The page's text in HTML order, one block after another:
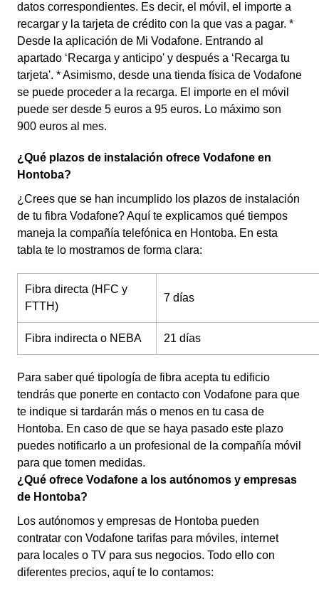
datos correspondientes. Es decir, el móvil, el importe a
recargar y la tarjeta de crédito con la que vas a pagar. *
Desde la aplicación de Mi Vodafone. Entrando al
apartado ‘Recarga y anticipo' y después a ‘Recarga tu
tarjeta'. * Asimismo, desde una tienda física de Vodafone
se puede proceder a la recarga. El importe en el móvil
puede ser desde 5 euros a 95 euros. Lo máximo son
900 euros al mes.
¿Qué plazos de instalación ofrece Vodafone en
Hontoba?
¿Crees que se han incumplido los plazos de instalación
de tu fibra Vodafone? Aquí te explicamos qué tiempos
maneja la compañía telefónica en Hontoba. En esta
tabla te lo mostramos de forma clara:
Fibra directa (HFC y
FTTH)
7 días
Fibra indirecta o NEBA 21 días
Para saber qué tipología de fibra acepta tu edificio
tendrás que ponerte en contacto con Vodafone para que
te indique si tardarán más o menos en tu casa de
Hontoba. En caso de que se haya pasado este plazo
puedes notificarlo a un profesional de la compañía móvil
para que tomen medidas.
¿Qué ofrece Vodafone a los autónomos y empresas
de Hontoba?
Los autónomos y empresas de Hontoba pueden
contratar con Vodafone tarifas para móviles, internet
para locales o TV para sus negocios. Todo ello con
diferentes precios, aquí te lo contamos: